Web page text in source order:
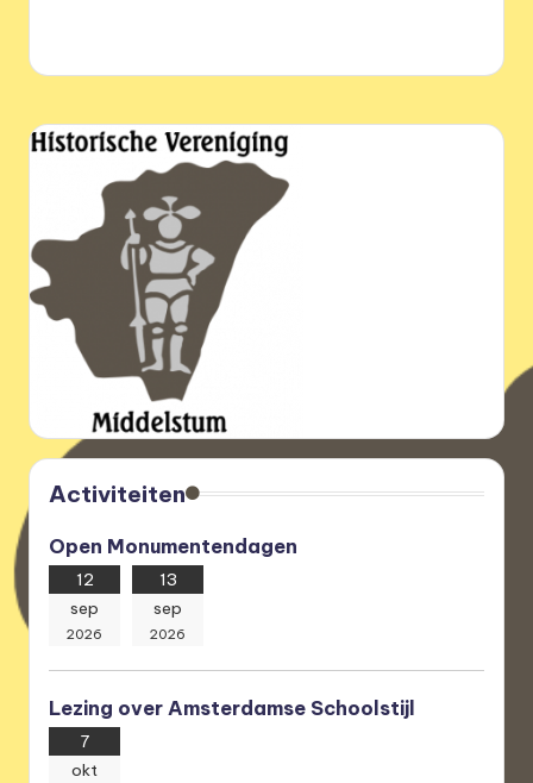
e
v
e
e
n
i
n
g
Activiteiten
Open Monumentendagen
12
sep
2026
13
sep
2026
Lezing over Amsterdamse Schoolstijl
7
okt